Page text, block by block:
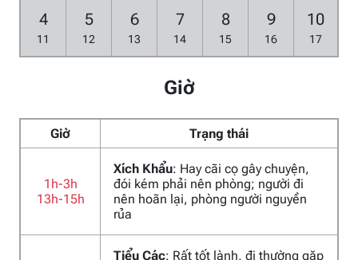
4
11
5
12
6
13
7
14
8
15
9
16
10
17
Giờ
Giờ Trạng thái
1h-3h
13h-15h
Xích Khẩu: Hay cãi cọ gây chuyện,
đói kém phải nên phòng; người đi
nên hoãn lại, phòng người nguyền
rủa
Tiểu Các: Rất tốt lành, đi thường gặp